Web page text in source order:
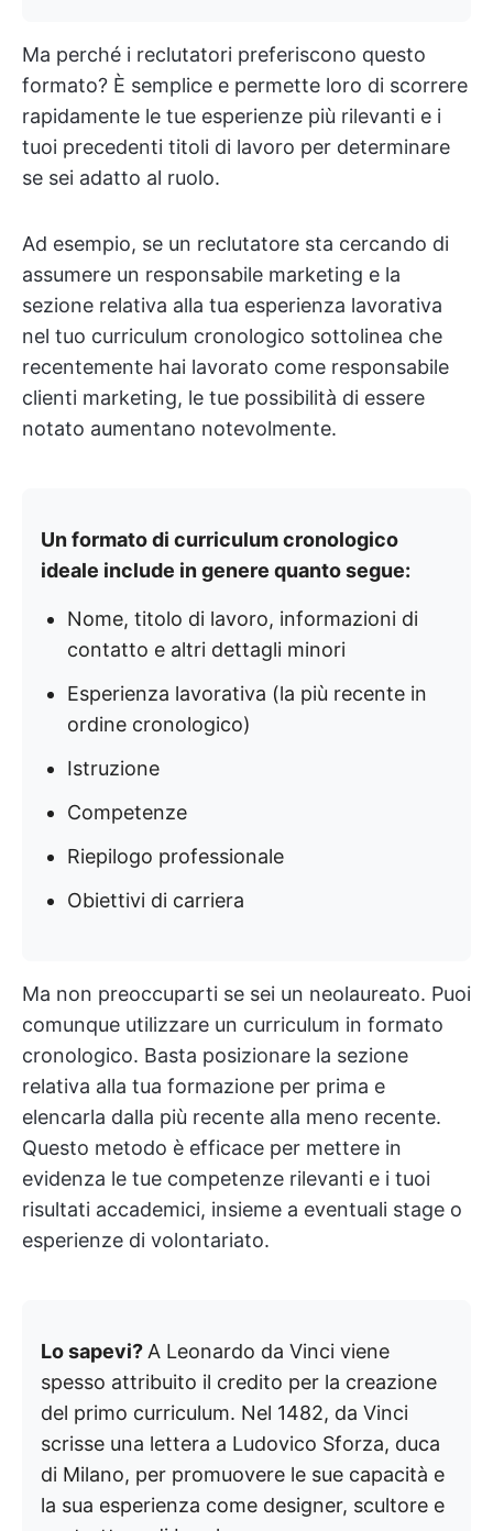
Ma perché i reclutatori preferiscono questo
formato? È semplice e permette loro di scorrere
rapidamente le tue esperienze più rilevanti e i
tuoi precedenti titoli di lavoro per determinare
se sei adatto al ruolo.
Ad esempio, se un reclutatore sta cercando di
assumere un responsabile marketing e la
sezione relativa alla tua esperienza lavorativa
nel tuo curriculum cronologico sottolinea che
recentemente hai lavorato come responsabile
clienti marketing, le tue possibilità di essere
notato aumentano notevolmente.
Un formato di curriculum cronologico
ideale include in genere quanto segue:
Nome, titolo di lavoro, informazioni di
contatto e altri dettagli minori
Esperienza lavorativa (la più recente in
ordine cronologico)
Istruzione
Competenze
Riepilogo professionale
Obiettivi di carriera
Ma non preoccuparti se sei un neolaureato. Puoi
comunque utilizzare un curriculum in formato
cronologico. Basta posizionare la sezione
relativa alla tua formazione per prima e
elencarla dalla più recente alla meno recente.
Questo metodo è efficace per mettere in
evidenza le tue competenze rilevanti e i tuoi
risultati accademici, insieme a eventuali stage o
esperienze di volontariato.
Lo sapevi? A Leonardo da Vinci viene
spesso attribuito il credito per la creazione
del primo curriculum. Nel 1482, da Vinci
scrisse una lettera a Ludovico Sforza, duca
di Milano, per promuovere le sue capacità e
la sua esperienza come designer, scultore e